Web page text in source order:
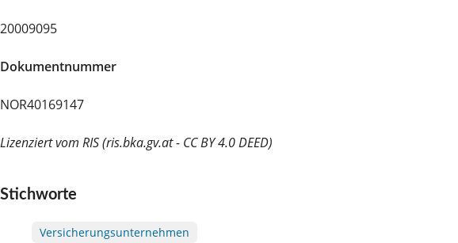
20009095
Dokumentnummer
NOR40169147
Lizenziert vom RIS (ris.bka.gv.at - CC BY 4.0 DEED)
Stichworte
Versicherungsunternehmen